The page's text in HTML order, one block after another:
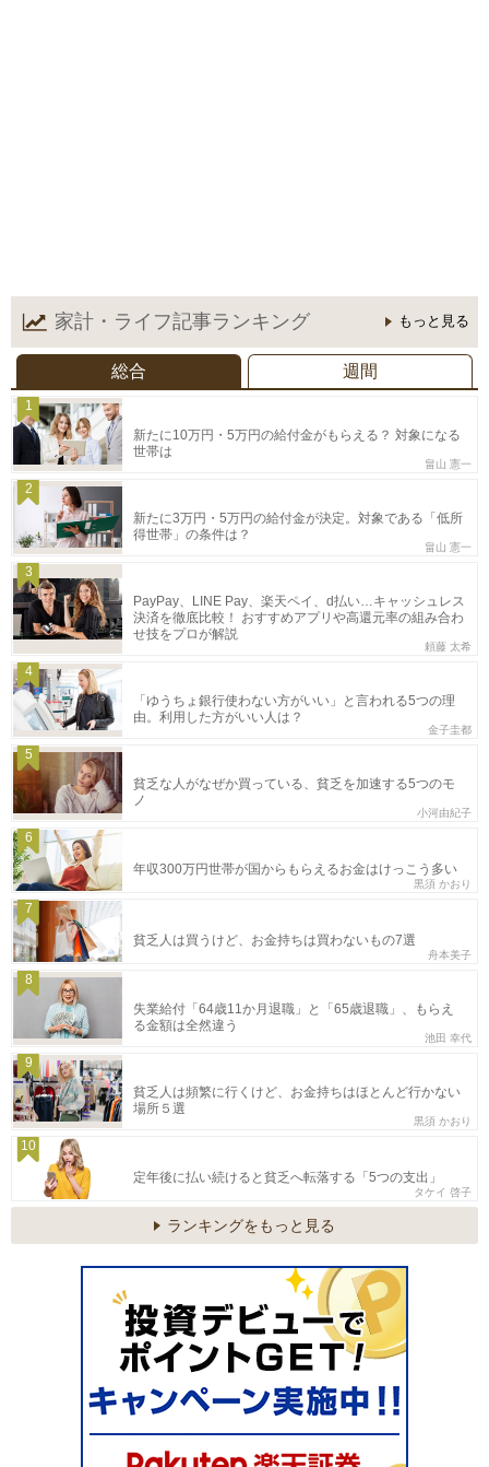
家計・ライフ記事ランキング もっと見る
総合 週間
1
新たに10万円・5万円の給付金がもらえる？ 対象になる
世帯は
畠山 憲一
2
新たに3万円・5万円の給付金が決定。対象である「低所
得世帯」の条件は？
畠山 憲一
3
PayPay、LINE Pay、楽天ペイ、d払い…キャッシュレス
決済を徹底比較！ おすすめアプリや高還元率の組み合わ
せ技をプロが解説
頼藤 太希
4
「ゆうちょ銀行使わない方がいい」と言われる5つの理
由。利用した方がいい人は？
金子圭都
5
貧乏な人がなぜか買っている、貧乏を加速する5つのモ
ノ
小河由紀子
6
年収300万円世帯が国からもらえるお金はけっこう多い
黒須 かおり
7
貧乏人は買うけど、お金持ちは買わないもの7選
舟本美子
8
失業給付「64歳11か月退職」と「65歳退職」、もらえ
る金額は全然違う
池田 幸代
9
貧乏人は頻繁に行くけど、お金持ちはほとんど行かない
場所５選
黒須 かおり
10
定年後に払い続けると貧乏へ転落する「5つの支出」
タケイ 啓子
ランキングをもっと見る